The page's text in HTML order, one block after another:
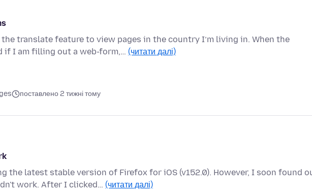
translate feature to view pages in the country I’m living in. When the
if I am filling out a web-form,… (читати далі)
поставлено 2 тижні тому
the latest stable version of Firefox for iOS (v152.0). However, I soon found
work. After I clicked… (читати далі)